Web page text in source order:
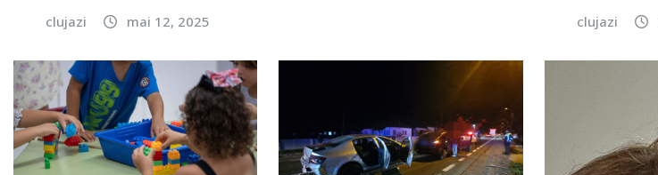
clujazi mai 12, 2025 clujazi